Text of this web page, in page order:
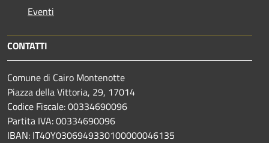
Eventi
CONTATTI
Comune di Cairo Montenotte
Piazza della Vittoria, 29, 17014
Codice Fiscale: 00334690096
Partita IVA: 00334690096
IBAN: IT40Y0306949330100000046135